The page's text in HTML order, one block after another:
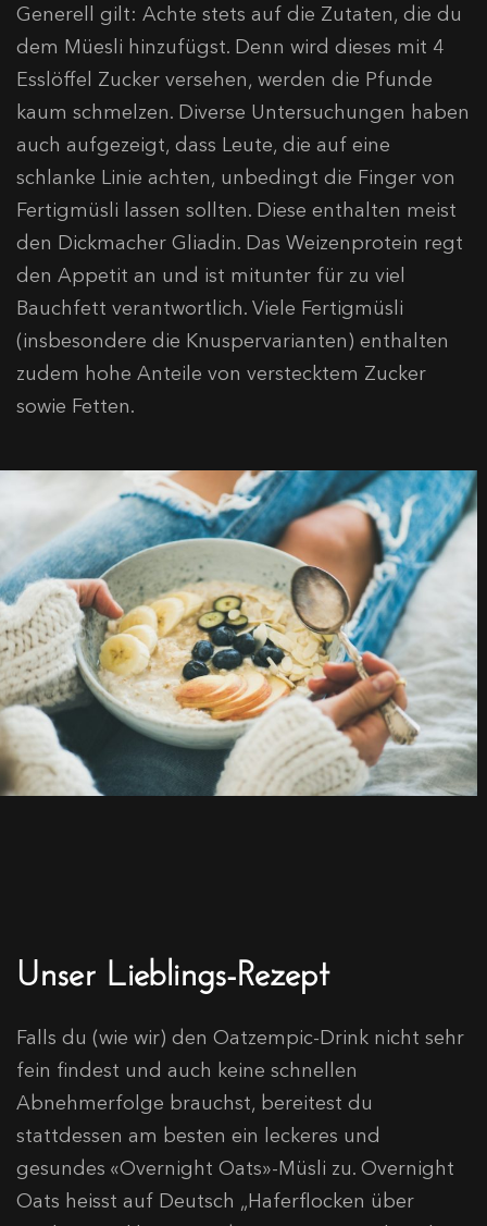
Generell gilt: Achte stets auf die Zutaten, die du
dem Müesli hinzufügst. Denn wird dieses mit 4
Esslöffel Zucker versehen, werden die Pfunde
kaum schmelzen. Diverse Untersuchungen haben
auch aufgezeigt, dass Leute, die auf eine
schlanke Linie achten, unbedingt die Finger von
Fertigmüsli lassen sollten. Diese enthalten meist
den Dickmacher Gliadin. Das Weizenprotein regt
den Appetit an und ist mitunter für zu viel
Bauchfett verantwortlich. Viele Fertigmüsli
(insbesondere die Knuspervarianten) enthalten
zudem hohe Anteile von verstecktem Zucker
sowie Fetten.
Unser Lieblings-Rezept
Falls du (wie wir) den Oatzempic-Drink nicht sehr
fein findest und auch keine schnellen
Abnehmerfolge brauchst, bereitest du
stattdessen am besten ein leckeres und
gesundes «Overnight Oats»-Müsli zu. Overnight
Oats heisst auf Deutsch „Haferflocken über